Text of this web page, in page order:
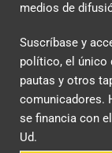
medios de
Suscríbase y
político, el único
pautas y otros
comunicadores.
se financia con
Ud.